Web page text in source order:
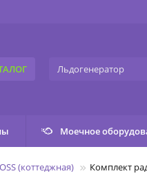
Моечное
(коттеджная) Комплект